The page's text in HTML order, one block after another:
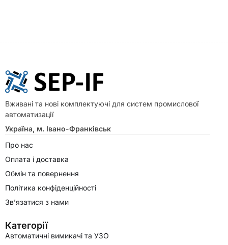
Вживані та нові комплектуючі для систем промислової
автоматизації
Україна, м. Івано-Франківськ
Про нас
Оплата і доставка
Обмін та повернення
Політика конфіденційності
Зв’язатися з нами
Категорії
Автоматичні вимикачі та УЗО